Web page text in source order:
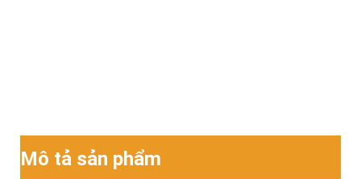
Mô tả sản phẩm